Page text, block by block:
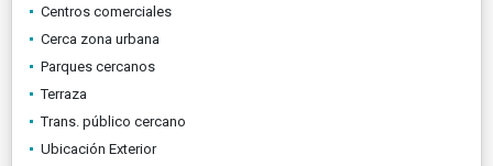
Centros comerciales
Cerca zona urbana
Parques cercanos
Terraza
Trans. público cercano
Ubicación Exterior